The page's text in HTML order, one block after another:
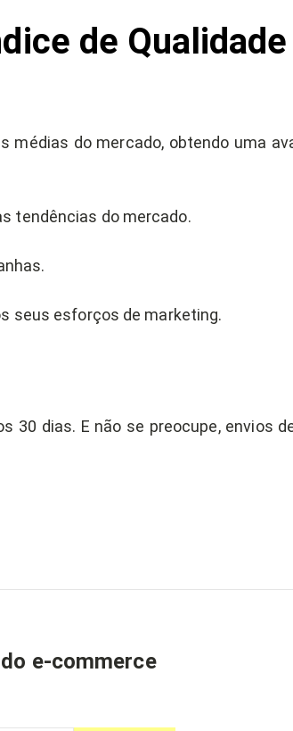
de
do mercado, obtendo uma
tendências do mercado.
seus esforços de marketing.
30 dias. E não se preocupe, envios
e-commerce